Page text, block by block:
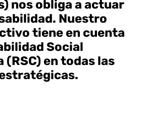
nos obliga a actuar
Nuestro
tiene en cuenta
Social
en todas las